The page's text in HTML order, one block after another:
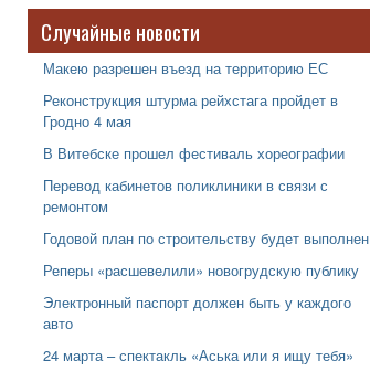
Случайные новости
Макею разрешен въезд на территорию ЕС
Реконструкция штурма рейхстага пройдет в
Гродно 4 мая
В Витебске прошел фестиваль хореографии
Перевод кабинетов поликлиники в связи с
ремонтом
Годовой план по строительству будет выполнен
Реперы «расшевелили» новогрудскую публику
Электронный паспорт должен быть у каждого
авто
24 марта – спектакль «Аська или я ищу тебя»